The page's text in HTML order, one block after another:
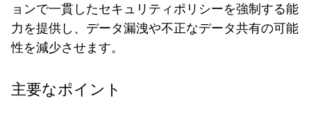
ョンで一貫したセキュリティポリシーを強制する能
力を提供し、データ漏洩や不正なデータ共有の可能
性を減少させます。
主要なポイント